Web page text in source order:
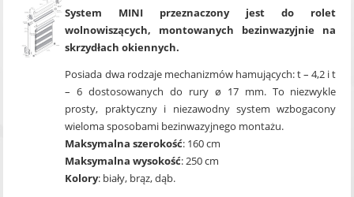
System MINI przeznaczony jest do rolet
wolnowiszących, montowanych bezinwazyjnie na
skrzydłach okiennych.
Posiada dwa rodzaje mechanizmów hamujących: t – 4,2 i t
– 6 dostosowanych do rury ø 17 mm. To niezwykle
prosty, praktyczny i niezawodny system wzbogacony
wieloma sposobami bezinwazyjnego montażu.
Maksymalna szerokość: 160 cm
Maksymalna wysokość: 250 cm
Kolory: biały, brąz, dąb.